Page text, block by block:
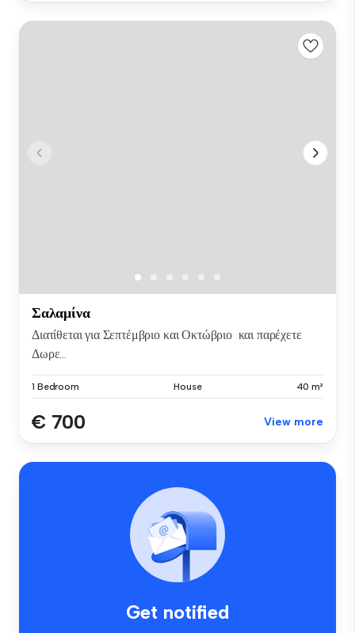
Σαλαμίνα
Διατίθεται για Σεπτέμβριο και Οκτώβριο και παρέχετε
Δωρε...
1 Bedroom House 40 m²
€ 700 View more
Get notified